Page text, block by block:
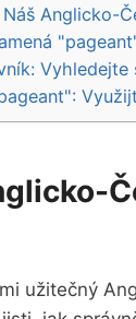
Anglicko-
užitečný